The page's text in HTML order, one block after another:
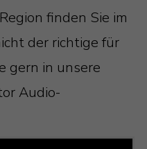
finden Sie im
der richtige für
gern in unsere
Audio-